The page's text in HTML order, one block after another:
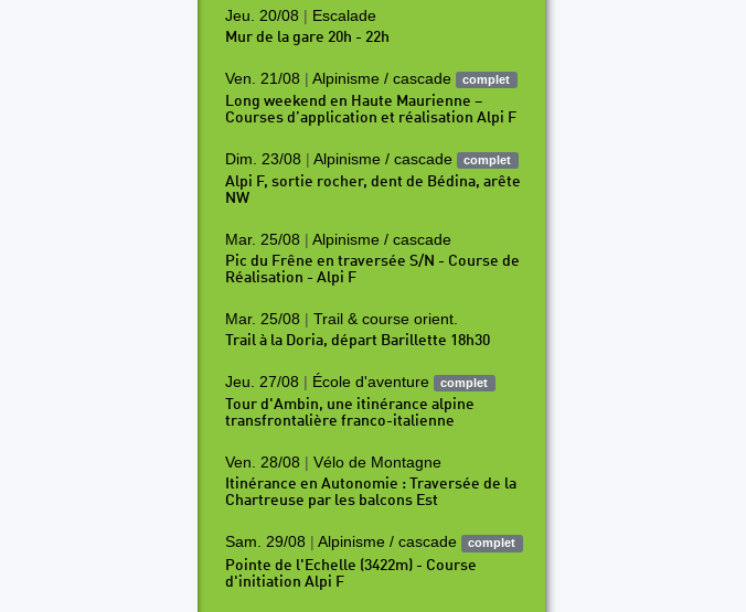
Jeu. 20/08 | Escalade
Mur de la gare 20h - 22h
Ven. 21/08 | Alpinisme / cascade complet
Long weekend en Haute Maurienne –
Courses d’application et réalisation Alpi F
Dim. 23/08 | Alpinisme / cascade complet
Alpi F, sortie rocher, dent de Bédina, arête
NW
Mar. 25/08 | Alpinisme / cascade
Pic du Frêne en traversée S/N - Course de
Réalisation - Alpi F
Mar. 25/08 | Trail & course orient.
Trail à la Doria, départ Barillette 18h30
Jeu. 27/08 | École d'aventure complet
Tour d'Ambin, une itinérance alpine
transfrontalière franco-italienne
Ven. 28/08 | Vélo de Montagne
Itinérance en Autonomie : Traversée de la
Chartreuse par les balcons Est
Sam. 29/08 | Alpinisme / cascade complet
Pointe de l'Echelle (3422m) - Course
d'initiation Alpi F